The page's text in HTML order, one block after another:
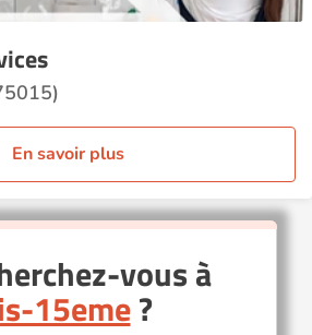
En savoir plus
vous à
15eme?